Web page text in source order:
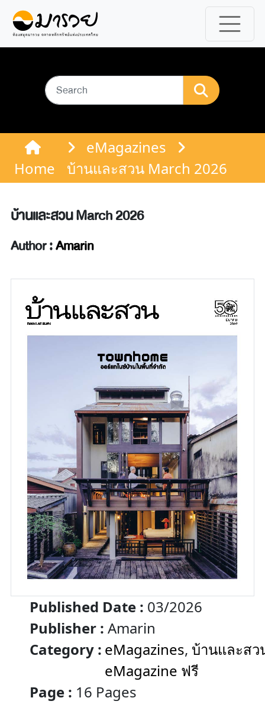
Home
eMagazines
บ้านและสวน March 2026
บ้านและสวน March 2026
Author :Amarin
Published Date : 03/2026
Publisher : Amarin
Category : eMagazines, บ้านและสว
eMagazine ฟรี
Page : 16 Pages